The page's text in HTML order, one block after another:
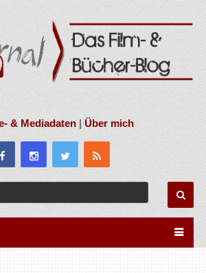
& Mediadaten|Über mich